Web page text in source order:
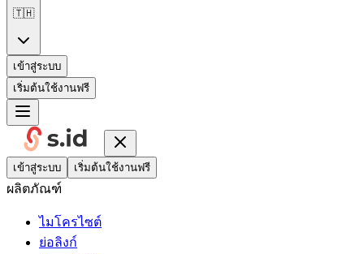
🇹🇭
เข้าสู่ระบบ
เริ่มต้นใช้งานฟรี
เข้าสู่ระบบ เริ่มต้นใช้งานฟรี
ผลิตภัณฑ์
ไมโครไซต์
ย่อลิงก์